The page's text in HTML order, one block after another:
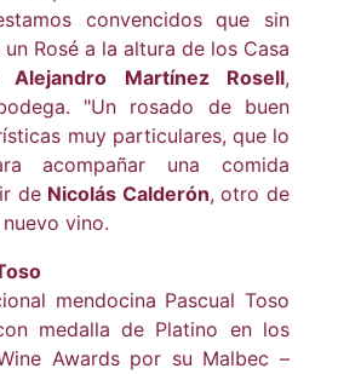
convencidos que sin
Rosé a la altura de los Casa
Alejandro Martínez Rosell,
"Un rosado de buen
muy particulares, que lo
acompañar una comida
de Nicolás Calderón, otro de
vino.
mendocina Pascual Toso
medalla de Platino en los
Awards por su Malbec –